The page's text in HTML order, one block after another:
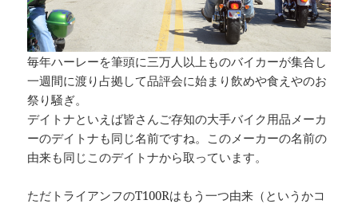
毎年ハーレーを筆頭に三万人以上ものバイカーが集合し
一週間に渡り占拠して品評会に始まり飲めや食えやのお
祭り騒ぎ。
デイトナといえば皆さんご存知の大手バイク用品メーカ
ーのデイトナも同じ名前ですね。このメーカーの名前の
由来も同じこのデイトナから取っています。
ただトライアンフのT100Rはもう一つ由来（というかコ